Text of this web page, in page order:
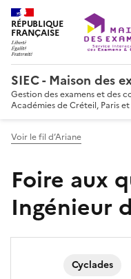
RÉPUBLIQUE
FRANÇAISE
SIEC - Maison des
Gestion des examens et des
Académies de Créteil, Paris et
Voir le fil d’Ariane
Foire aux
Ingénieur
Cyclades